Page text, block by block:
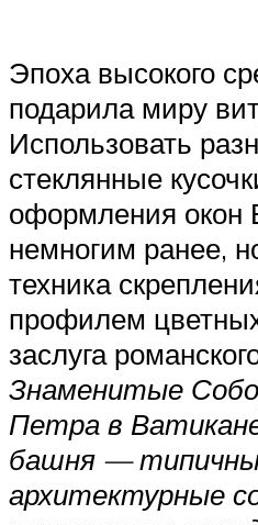
Эпоха высокого
подарила миру
Использовать
стеклянные
оформления окон
немногим ранее,
техника
профилем
заслуга
Знаменитые
Петра в
башня —
архитектурные